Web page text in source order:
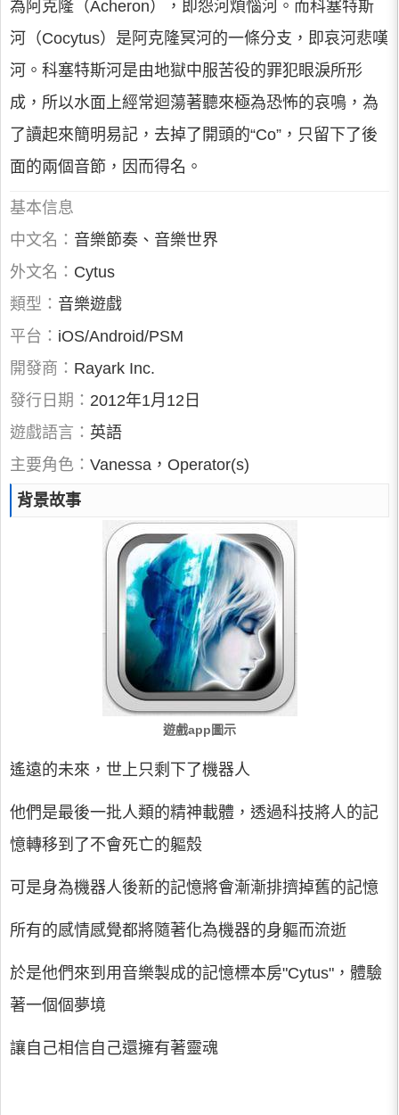
為阿克隆（Acheron），即怨河煩惱河。而科塞特斯
河（Cocytus）是阿克隆冥河的一條分支，即哀河悲嘆
河。科塞特斯河是由地獄中服苦役的罪犯眼淚所形
成，所以水面上經常迴蕩著聽來極為恐怖的哀鳴，為
了讀起來簡明易記，去掉了開頭的“Co”，只留下了後
面的兩個音節，因而得名。
基本信息
中文名： 音樂節奏、音樂世界
外文名： Cytus
類型： 音樂遊戲
平台： iOS/Android/PSM
開發商： Rayark Inc.
發行日期： 2012年1月12日
遊戲語言： 英語
主要角色： Vanessa，Operator(s)
背景故事
遊戲app圖示
遙遠的未來，世上只剩下了機器人
他們是最後一批人類的精神載體，透過科技將人的記
憶轉移到了不會死亡的軀殼
可是身為機器人後新的記憶將會漸漸排擠掉舊的記憶
所有的感情感覺都將隨著化為機器的身軀而流逝
於是他們來到用音樂製成的記憶標本房"Cytus"，體驗
著一個個夢境
讓自己相信自己還擁有著靈魂